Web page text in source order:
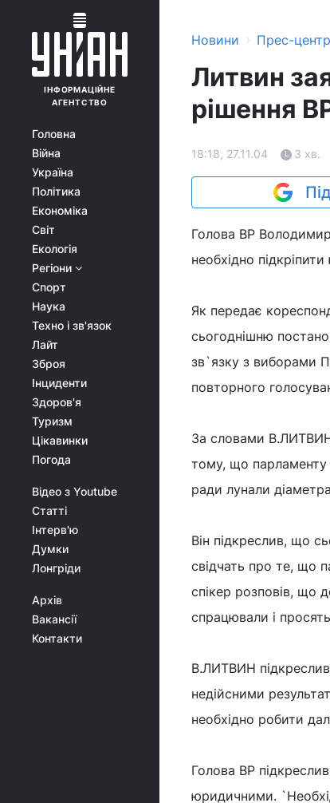
ІНФОРМАЦІЙНЕ
АГЕНТСТВО
Головна
Війна
Україна
Політика
Економіка
Світ
Екологія
Регіони
Спорт
Наука
Техно і зв'язок
Лайт
Зброя
Інциденти
Здоров'я
Туризм
Цікавинки
Погода
Відео з Youtube
Статті
Інтерв'ю
Думки
Лонгріди
Архів
Вакансії
Контакти
Новини › Прес-центр
Литвин
рішення
18:18, 27.11.04 3 хв.
Голова ВР
необхідно
Як передає
сьогоднішню
зв`язку з виборами
повторного
За словами
тому, що парламенту
ради лунали
Він підкреслив, що
свідчать про те, що
спікер розповів, що
спрацювали і
В.ЛИТВИН
недійсними
необхідно робити
Голова ВР
юридичними.